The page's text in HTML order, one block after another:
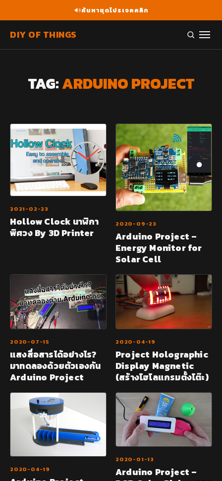
ค้นหาชุดโปรเจคคลิก
DIY OF THINGS
TAG:ARDUINO PROJECT
2021-02-23
Hollow Clock นาฬิกา
พิศวง By 3D Printer
2020-09-23
Arduino Project –
Energy Monitor for
Solar Cell
2020-07-15
แสงสื่อสารได้อย่างไร?
มาทดลองด้วยตัวเองกัน
Arduino Project
2020-04-19
Project Holographic
Display Magnetic
(สร้างโฮโลแกรมตั้งโต๊ะ)
2020-04-19
2020-01-13
Arduino Project –